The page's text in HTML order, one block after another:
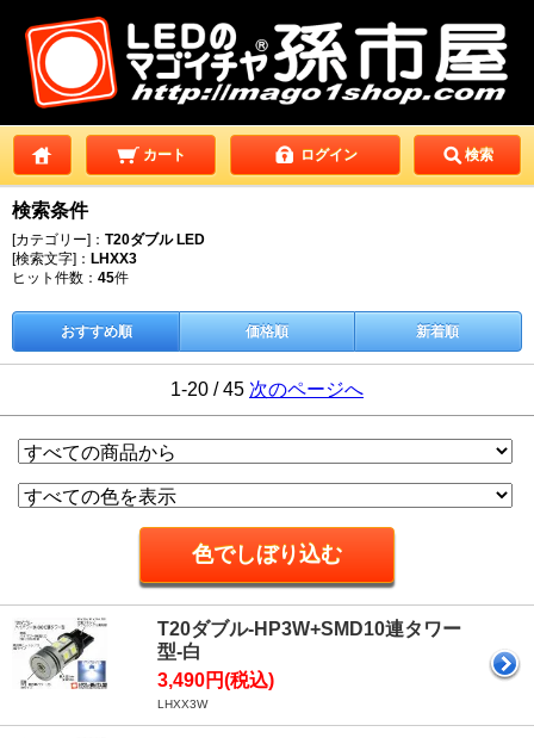
カート ログイン 検索
検索条件
[カテゴリー]： T20ダブル LED
[検索文字]： LHXX3
ヒット件数： 45件
おすすめ順 価格順 新着順
1-20 / 45 次のページへ
T20ダブル-HP3W+SMD10連タワー
型-白
3,490円(税込)
LHXX3W